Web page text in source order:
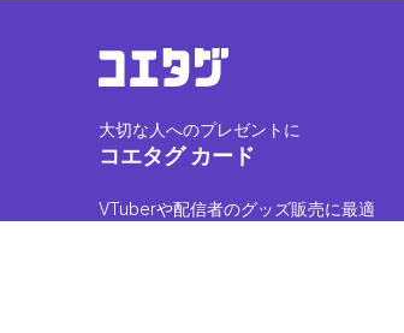
大切な人へのプレゼントに
コエタグ カード
VTuberや配信者のグッズ販売に最適